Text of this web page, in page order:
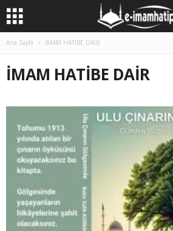
Ana Sayfa İMAM HATİBE DAİR
İMAM HATİBE DAİR